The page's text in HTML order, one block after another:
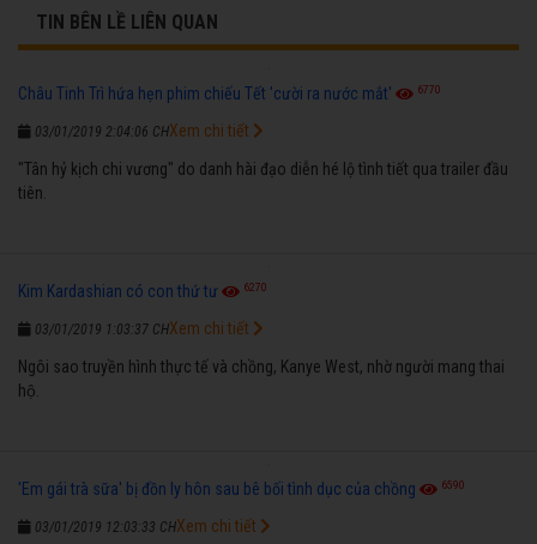
TIN BÊN LỀ LIÊN QUAN
Châu Tinh Trì hứa hẹn phim chiếu Tết 'cười ra nước mắt' 6770
03/01/2019 2:04:06 CH
"Tân hỷ kịch chi vương" do danh hài đạo diễn hé lộ tình tiết qua trailer đầu
tiên.
Xem chi tiết
Kim Kardashian có con thứ tư 6270
03/01/2019 1:03:37 CH
Ngôi sao truyền hình thực tế và chồng, Kanye West, nhờ người mang thai
hộ.
Xem chi tiết
'Em gái trà sữa' bị đồn ly hôn sau bê bối tình dục của chồng 6590
03/01/2019 12:03:33 CHXem chi tiết